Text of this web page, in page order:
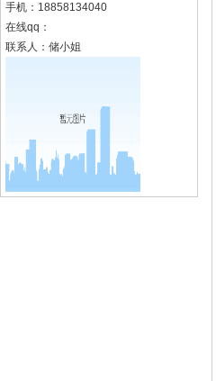
手机： 18858134040
在线qq：
联系人：储小姐